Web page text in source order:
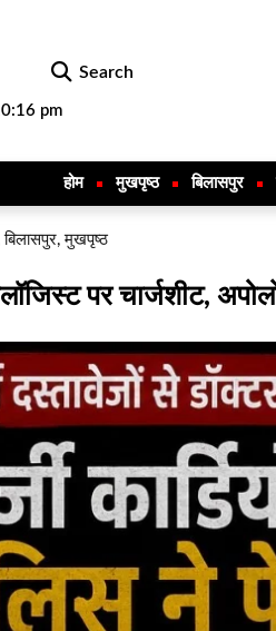
Search
pm
होम मुखपृष्ठ बिलासपुर
बिलासपुर,मुखपृष्ठ
पर चार्जशीट,